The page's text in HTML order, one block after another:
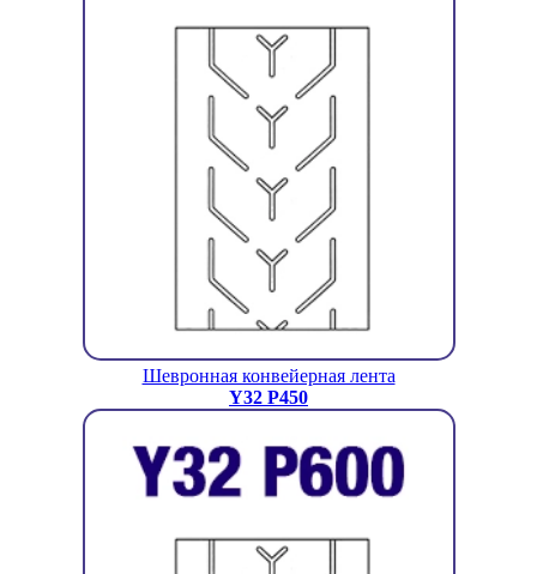
Шевронная конвейерная лента
Y32 P450